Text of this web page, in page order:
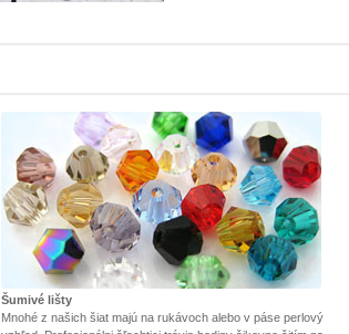
Šumivé lišty
Mnohé z našich šiat majú na rukávoch alebo v páse perlový